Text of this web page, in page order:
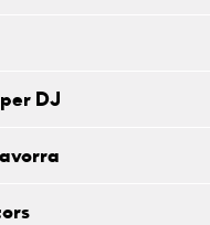
DJ